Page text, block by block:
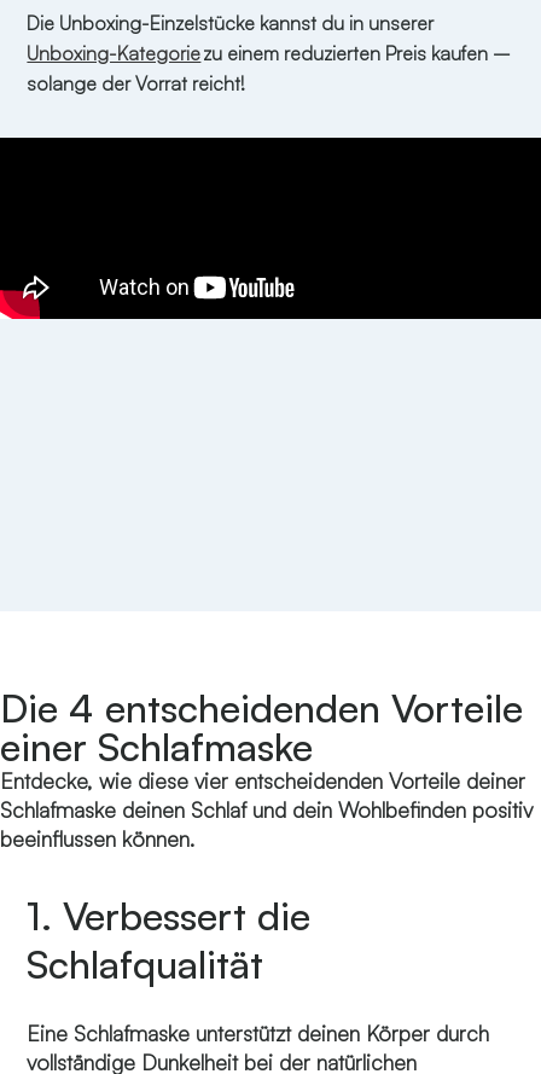
Die Unboxing-Einzelstücke kannst du in unserer
Unboxing-Kategoriezu einem reduzierten Preis kaufen –
solange der Vorrat reicht!
Die 4 entscheidenden Vorteile
einer Schlafmaske
Entdecke, wie diese vier entscheidenden Vorteile deiner
Schlafmaske deinen Schlaf und dein Wohlbefinden positiv
beeinflussen können.
1. Verbessert die
Schlafqualität
Eine Schlafmaske unterstützt deinen Körper durch
vollständige Dunkelheit bei der natürlichen